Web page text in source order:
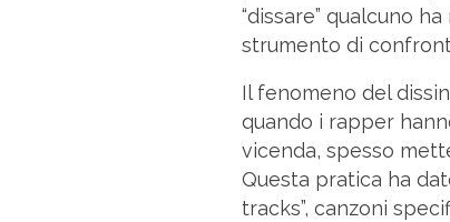
“dissare” qualcuno
strumento di
Il fenomeno del
quando i rapper
vicenda, spesso
Questa pratica ha
tracks”, canzoni